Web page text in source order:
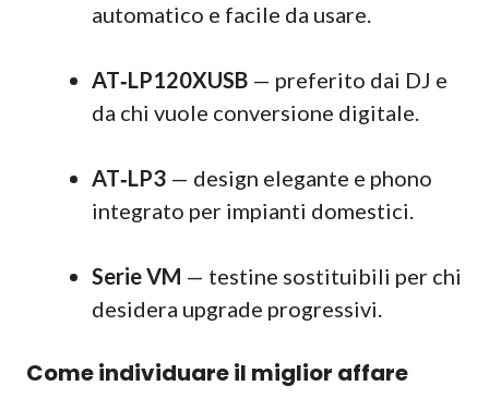
automatico e facile da usare.
AT‑LP120XUSB — preferito dai DJ e
da chi vuole conversione digitale.
AT‑LP3 — design elegante e phono
integrato per impianti domestici.
Serie VM — testine sostituibili per chi
desidera upgrade progressivi.
Come individuare il miglior affare